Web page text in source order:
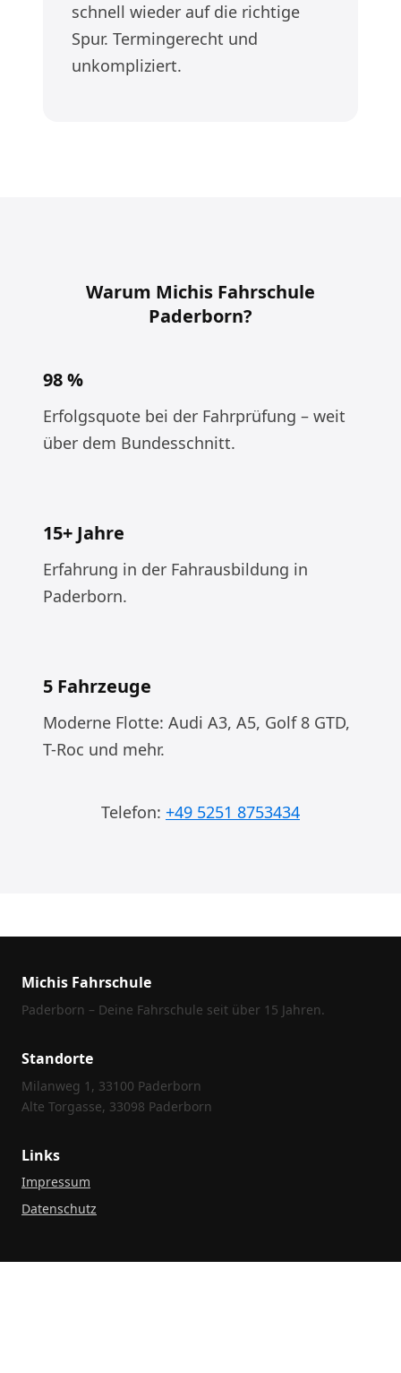
schnell wieder auf die richtige
Spur. Termingerecht und
unkompliziert.
Warum Michis Fahrschule
Paderborn?
98 %
Erfolgsquote bei der Fahrprüfung – weit
über dem Bundesschnitt.
15+ Jahre
Erfahrung in der Fahrausbildung in
Paderborn.
5 Fahrzeuge
Moderne Flotte: Audi A3, A5, Golf 8 GTD,
T-Roc und mehr.
Telefon: +49 5251 8753434
Michis Fahrschule
Paderborn – Deine Fahrschule seit über 15 Jahren.
Standorte
Milanweg 1, 33100 Paderborn
Alte Torgasse, 33098 Paderborn
Links
Impressum
Datenschutz